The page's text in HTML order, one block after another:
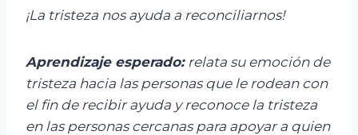
¡La tristeza nos ayuda a reconciliarnos!
Aprendizaje esperado: relata su emoción de
tristeza hacia las personas que le rodean con
el fin de recibir ayuda y reconoce la tristeza
en las personas cercanas para apoyar a quien